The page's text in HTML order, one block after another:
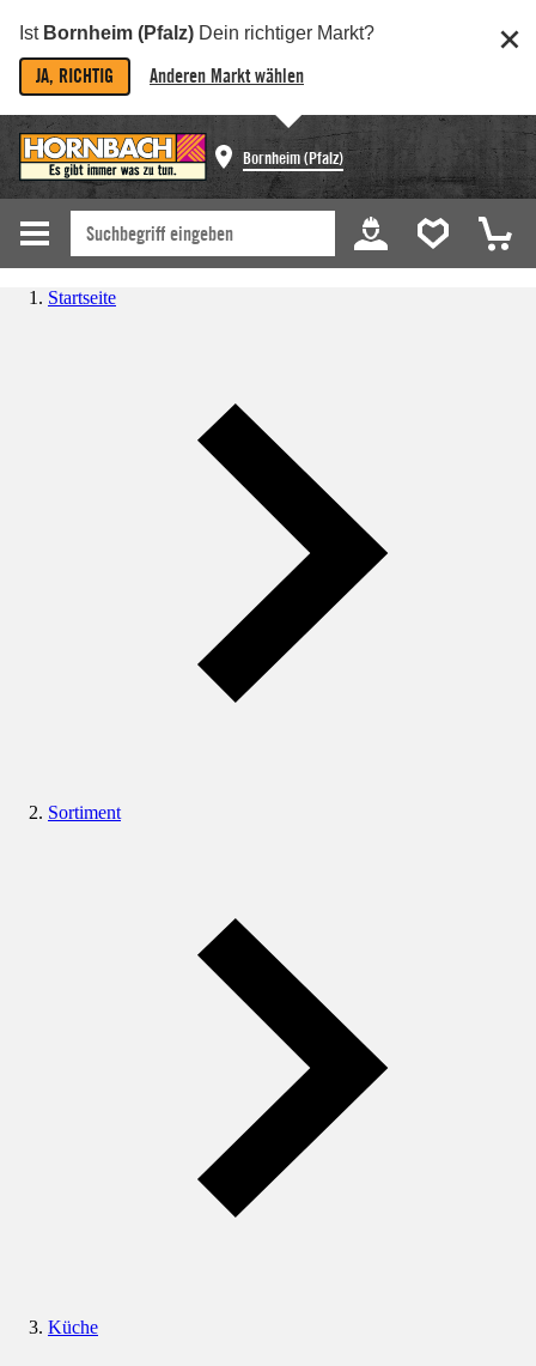
Ist Bornheim (Pfalz) Dein richtiger Markt?
JA, RICHTIG Anderen Markt wählen
Bornheim (Pfalz)
Startseite
Sortiment
Küche